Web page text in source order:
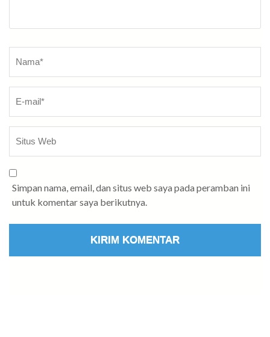
Simpan nama, email, dan situs web saya pada peramban ini
untuk komentar saya berikutnya.